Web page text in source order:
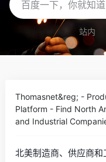
站内
Thomasnet&reg; -
Platform - Find North
and Industrial
北美制造商、供应商